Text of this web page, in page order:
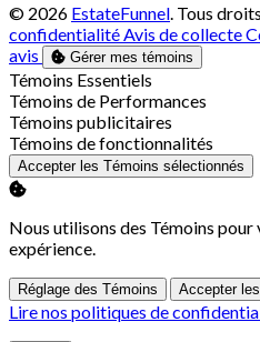
© 2026 EstateFunnel. Tous
confidentialitéAvis de collecte
avis
Gérer mes témoins
Activer
Témoins Essentiels
Activer
Témoins de Performances
Activer
Témoins publicitaires
Activer
Témoins de fonctionnalités
Accepter les Témoins sélectionnés
Nous utilisons des Témoins pour
expérience.
Réglage des Témoins Accepter
Lire nos politiques de